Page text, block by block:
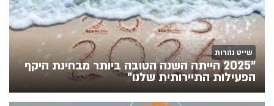
שייט נהרות
"2025 הייתה השנה הטובה ביותר מבחינת היקף
הפעילות התיירותית שלנו"